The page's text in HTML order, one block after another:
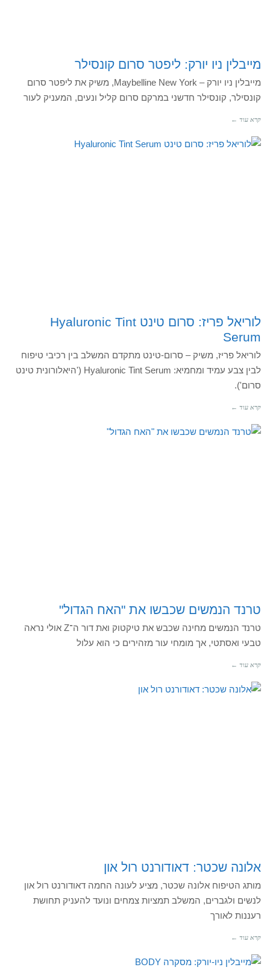
מייבלין ניו יורק: ליפטר סרום קונסילר
מייבלין ניו יורק – Maybelline New York, משיק את ליפטר סרום
קונסילר, קונסילר חדשני במרקם סרום קליל ונעים, המעניק לעור
קרא עוד ←
לוריאל פריז: סרום טינט Hyaluronic Tint
Serum
לוריאל פריז, משיק – סרום-טינט מתקדם המשלב בין רכיבי טיפוח
לבין צבע עמיד ומחמיא: Hyaluronic Tint Serum ('היאלורונית טינט
סרום').
קרא עוד ←
טרנד הנמשים שכבשו את "האח הגדול"
טרנד הנמשים מחינה שכבש את טיקטוק ואת דור ה־Z אולי נראה
טבעי ואסתטי, אך מומחי עור מזהירים כי הוא עלול
קרא עוד ←
אלונה שכטר: דאודורנט רול און
מותג הטיפוח אלונה שכטר, מציע לעונה החמה דאודורנט רול און
לנשים ולגברים, המשלב תמציות צמחים ונועד להעניק תחושת
רעננות לאורך
קרא עוד ←